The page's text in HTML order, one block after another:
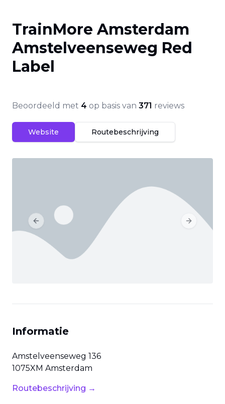
TrainMore Amsterdam
Amstelveenseweg Red
Label
Beoordeeld met 4 op basis van 371 reviews
Website Routebeschrijving
Previous slide Next slide
Informatie
Amstelveenseweg 136
1075XM Amsterdam
Routebeschrijving →